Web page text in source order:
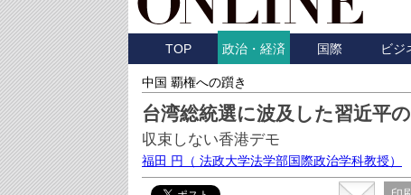
TOP 政治・経済 国際 ビジ
中国 覇権への躓き
台湾総統選に波及した習近平
収束しない香港デモ
福田 円 （ 法政大学法学部国際政治学科教授）